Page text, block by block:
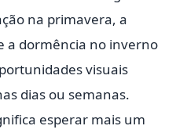
na primavera, a
a dormência no inverno
visuais
dias ou semanas.
esperar mais um